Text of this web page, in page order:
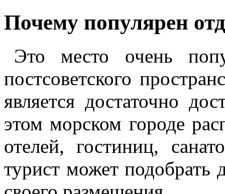
Почему популярен
Это место очень
постсоветского
является достаточно
этом морском городе
отелей, гостиниц,
турист может подобрать